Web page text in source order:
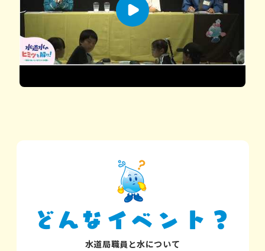
水道局職員と水について